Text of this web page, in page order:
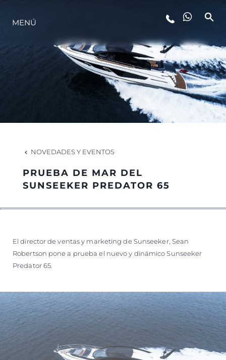
ESTILO DE VIDA
INNOVACIÓN
¿QUIÉNES SOMOS?
EL EQUIPO
HISTORIA
MENÚ
NOVEDADES Y EVENTOS
PRUEBA DE MAR DEL
SUNSEEKER PREDATOR 65
El director de ventas y marketing de Sunseeker, Sean
Robertson pone a prueba el nuevo y dinámico Sunseeker
Predator 65.